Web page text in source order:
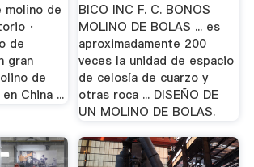
molino de
·
de
gran
de
China ...
BICO INC F. C. BONOS
MOLINO DE BOLAS ... es
aproximadamente 200
veces la unidad de espacio
de celosía de cuarzo y
otras roca ... DISEÑO DE
UN MOLINO DE BOLAS.